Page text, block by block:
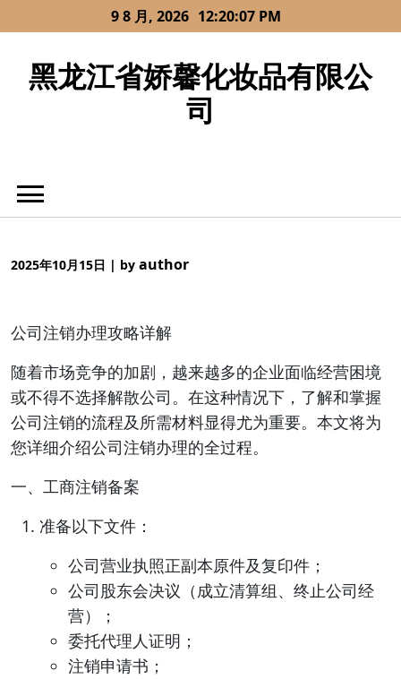
to
9 8 月, 2026 12:20:08 PM
黑龙江省娇馨化妆品有限公
司
2025年10月15日 | by author
公司注销办理攻略详解
随着市场竞争的加剧，越来越多的企业面临经营困境
或不得不选择解散公司。在这种情况下，了解和掌握
公司注销的流程及所需材料显得尤为重要。本文将为
您详细介绍公司注销办理的全过程。
一、工商注销备案
准备以下文件：
公司营业执照正副本原件及复印件；
公司股东会决议（成立清算组、终止公司经
营）；
委托代理人证明；
注销申请书；